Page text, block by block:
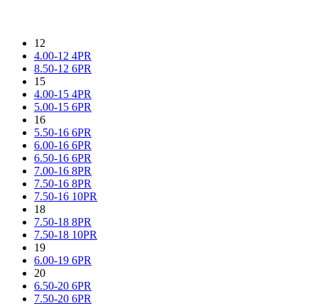
12
4.00-12 4PR
8.50-12 6PR
15
4.00-15 4PR
5.00-15 6PR
16
5.50-16 6PR
6.00-16 6PR
6.50-16 6PR
7.00-16 8PR
7.50-16 8PR
7.50-16 10PR
18
7.50-18 8PR
7.50-18 10PR
19
6.00-19 6PR
20
6.50-20 6PR
7.50-20 6PR